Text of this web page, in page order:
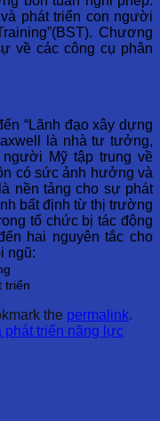
phát triển con người
Chương
về các công cụ phân
“Lãnh đạo xây dựng
là nhà tư tưởng,
Mỹ tập trung về
có sức ảnh hưởng và
nền tảng cho sự phát
bất định từ thị trường
tổ chức bị tác động
hai nguyên tắc cho
ngũ:
triển
the permalink.
phát triển năng lực